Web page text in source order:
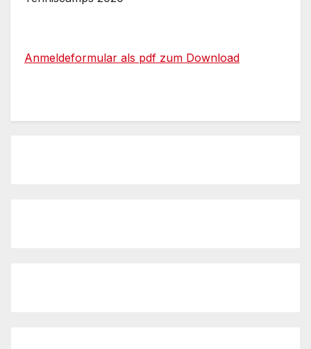
Anmeldeformular als pdf zum Download